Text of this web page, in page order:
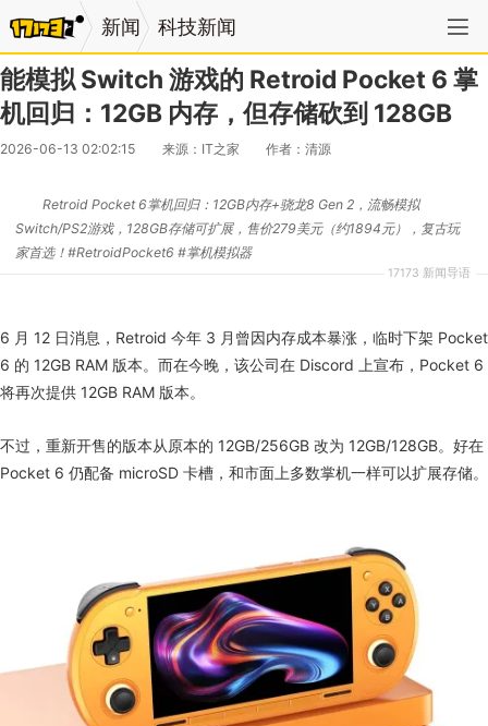
新闻 科技新闻
能模拟 Switch 游戏的 Retroid Pocket 6 掌
机回归：12GB 内存，但存储砍到 128GB
2026-06-13 02:02:15 来源：IT之家 作者：清源
17173 新闻导语
Retroid Pocket 6掌机回归：12GB内存+骁龙8 Gen 2，流畅模拟
Switch/PS2游戏，128GB存储可扩展，售价279美元（约1894元），复古玩
家首选！#RetroidPocket6 #掌机模拟器
6 月 12 日消息，Retroid 今年 3 月曾因内存成本暴涨，临时下架 Pocket
6 的 12GB RAM 版本。而在今晚，该公司在 Discord 上宣布，Pocket 6
将再次提供 12GB RAM 版本。
不过，重新开售的版本从原本的 12GB/256GB 改为 12GB/128GB。好在
Pocket 6 仍配备 microSD 卡槽，和市面上多数掌机一样可以扩展存储。